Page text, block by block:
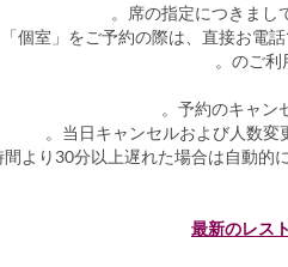
当日キャンセルおよび人数変
より30分以上遅れた場合は自動的
最新のレス